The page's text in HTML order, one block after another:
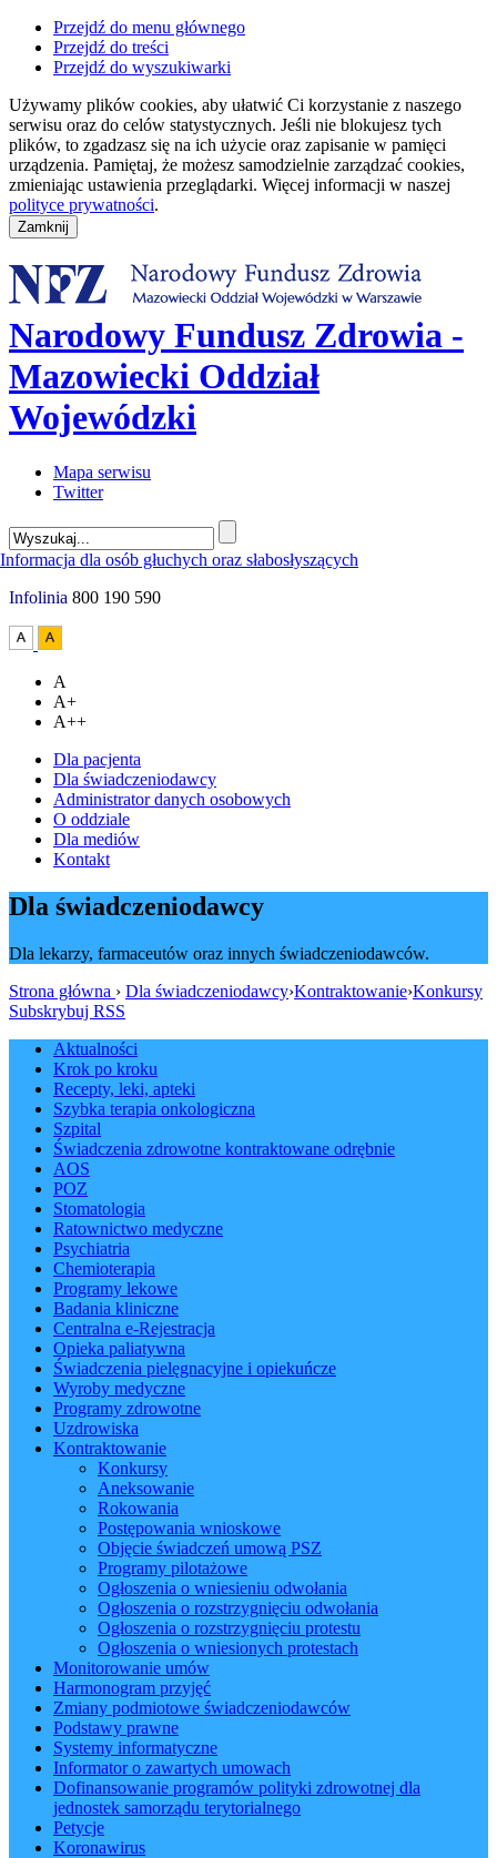
Przejdź do menu głównego
Przejdź do treści
Przejdź do wyszukiwarki
Używamy plików cookies, aby ułatwić Ci korzystanie z naszego
serwisu oraz do celów statystycznych. Jeśli nie blokujesz tych
plików, to zgadzasz się na ich użycie oraz zapisanie w pamięci
urządzenia. Pamiętaj, że możesz samodzielnie zarządzać cookies,
zmieniając ustawienia przeglądarki. Więcej informacji w naszej
polityce prywatności.
Narodowy Fundusz Zdrowia -
Mazowiecki Oddział
Wojewódzki
Mapa serwisu
Twitter
Infolinia 800 190 590
A
A+
A++
Dla pacjenta
Dla świadczeniodawcy
Administrator danych osobowych
O oddziale
Dla mediów
Kontakt
Dla świadczeniodawcy
Dla lekarzy, farmaceutów oraz innych świadczeniodawców.
Strona główna › Dla świadczeniodawcy›Kontraktowanie›Konkursy
Subskrybuj RSS
Aktualności
Krok po kroku
Recepty, leki, apteki
Szybka terapia onkologiczna
Szpital
Świadczenia zdrowotne kontraktowane odrębnie
AOS
POZ
Stomatologia
Ratownictwo medyczne
Psychiatria
Chemioterapia
Programy lekowe
Badania kliniczne
Centralna e-Rejestracja
Opieka paliatywna
Świadczenia pielęgnacyjne i opiekuńcze
Wyroby medyczne
Programy zdrowotne
Uzdrowiska
Kontraktowanie
Konkursy
Aneksowanie
Rokowania
Postępowania wnioskowe
Objęcie świadczeń umową PSZ
Programy pilotażowe
Ogłoszenia o wniesieniu odwołania
Ogłoszenia o rozstrzygnięciu odwołania
Ogłoszenia o rozstrzygnięciu protestu
Ogłoszenia o wniesionych protestach
Monitorowanie umów
Harmonogram przyjęć
Zmiany podmiotowe świadczeniodawców
Podstawy prawne
Systemy informatyczne
Informator o zawartych umowach
Dofinansowanie programów polityki zdrowotnej dla
jednostek samorządu terytorialnego
Petycje
Koronawirus